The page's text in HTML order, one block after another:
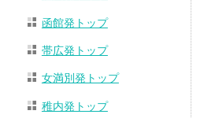
函館発トップ
帯広発トップ
女満別発トップ
稚内発トップ